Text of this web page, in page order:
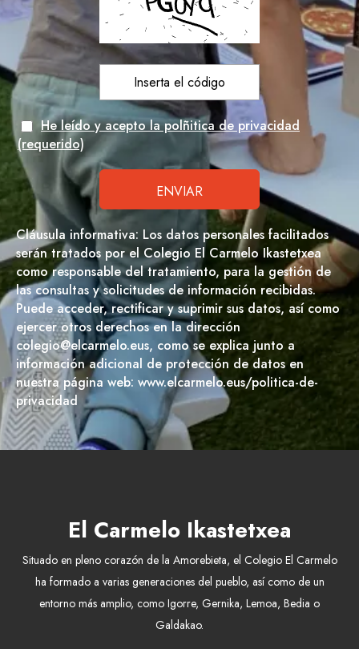
He leído y acepto la polñitica de privacidad
(requerido)
Cláusula informativa: Los datos personales facilitados
serán tratados por el Colegio El Carmelo Ikastetxea
como responsable del tratamiento, para la gestión de
las consultas y solicitudes de información recibidas.
Puede acceder, rectificar y suprimir sus datos, así como
ejercer otros derechos en la dirección
colegio@elcarmelo.eus, como se explica junto a
información adicional de protección de datos en
nuestra página web: www.elcarmelo.eus/politica-de-
privacidad
El Carmelo Ikastetxea
Situado en pleno corazón de la Amorebieta, el Colegio El Carmelo
ha formado a varias generaciones del pueblo, así como de un
entorno más amplio, como Igorre, Gernika, Lemoa, Bedia o
Galdakao.